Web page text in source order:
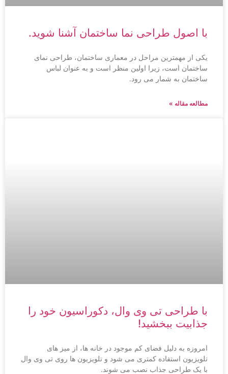
با اصول طراحی نما ساختمان آشنا شوید.
یکی از مهمترین مراحل در معماری ساختمان، طراحی نمای
ساختمان است، زیرا اولین منظر است و به عنوان لباس
ساختمان به شمار می رود.
مطالعه مقاله »
با طراحی تی وی وال، دکوراسیون خود را
جذابیت ببخشید!
امروزه به دلیل فضای کم موجود در خانه ها، از میز های
تلویزیون استفاده کمتری می شود و تلویزیون ها روی تی وی وال
با یک طراحی جذاب نصب می شوند.